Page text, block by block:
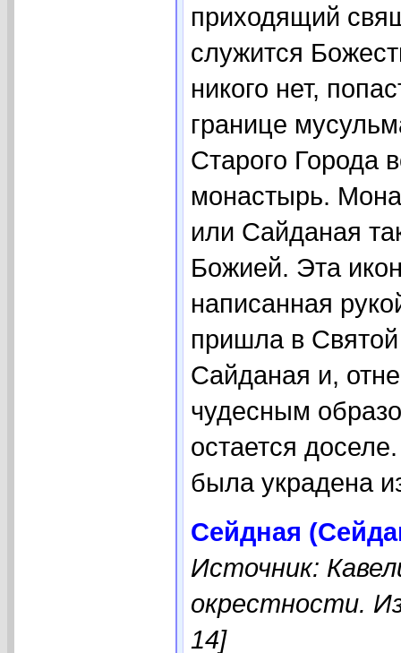
приходящий
служится
никого нет,
границе
Старого Города
монастырь.
или Сайданая
Божией. Эта
написанная
пришла в
Сайданая и,
чудесным
остается
была украдена
Сейдная
Источник:
окрестности.
14]